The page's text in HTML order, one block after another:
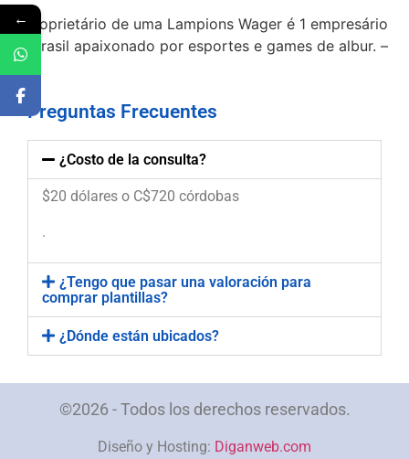
O proprietário de uma Lampions Wager é 1 empresário
do brasil apaixonado por esportes e games de albur. –
Preguntas Frecuentes
¿Costo de la consulta?
$20 dólares o C$720 córdobas
.
¿Tengo que pasar una valoración para
comprar plantillas?
¿Dónde están ubicados?
©2026 - Todos los derechos reservados.
Diseño y Hosting: Diganweb.com
←